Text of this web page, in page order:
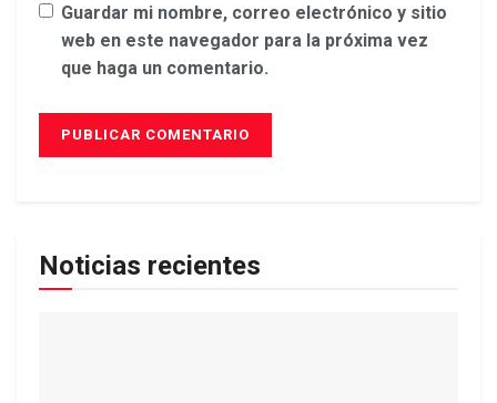
Guardar mi nombre, correo electrónico y sitio
web en este navegador para la próxima vez
que haga un comentario.
Noticias recientes